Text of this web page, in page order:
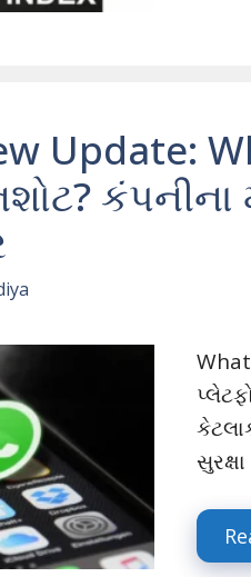
Update:
કંપનીના